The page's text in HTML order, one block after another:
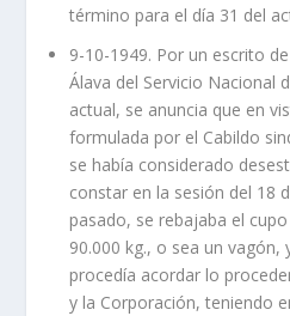
término para el día 31 del
9-10-1949. Por un escrito
Álava del Servicio Nacional
actual, se anuncia que en
formulada por el Cabildo
se había considerado
constar en la sesión del 18
pasado, se rebajaba el
90.000 kg., o sea un
procedía acordar lo
y la Corporación, teniendo